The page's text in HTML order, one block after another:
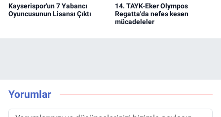
Kayserispor'un 7 Yabancı
Oyuncusunun Lisansı Çıktı
14. TAYK-Eker Olympos
Regatta'da nefes kesen
mücadeleler
Yorumlar